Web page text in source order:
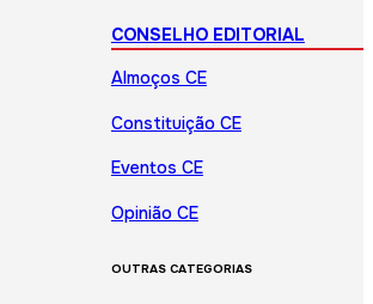
CONSELHO EDITORIAL
Almoços CE
Constituição CE
Eventos CE
Opinião CE
OUTRAS CATEGORIAS